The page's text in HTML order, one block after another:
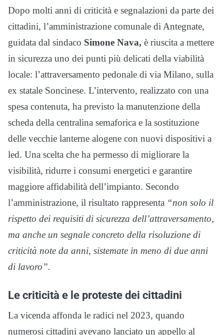
Dopo molti anni di criticità e segnalazioni da parte dei
cittadini, l’amministrazione comunale di Antegnate,
guidata dal sindaco Simone Nava, è riuscita a mettere
in sicurezza uno dei punti più delicati della viabilità
locale: l’attraversamento pedonale di via Milano, sulla
ex statale Soncinese. L’intervento, realizzato con una
spesa contenuta, ha previsto la manutenzione della
scheda della centralina semaforica e la sostituzione
delle vecchie lanterne alogene con nuovi dispositivi a
led. Una scelta che ha permesso di migliorare la
visibilità, ridurre i consumi energetici e garantire
maggiore affidabilità dell’impianto. Secondo
l’amministrazione, il risultato rappresenta “non solo il
rispetto dei requisiti di sicurezza dell’attraversamento,
ma anche un segnale concreto della risoluzione di
criticità note da anni, sistemate in meno di due anni
di lavoro”.
Le criticità e le proteste dei cittadini
La vicenda affonda le radici nel 2023, quando
numerosi cittadini avevano lanciato un appello al